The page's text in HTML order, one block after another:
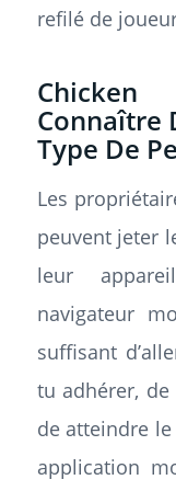
refilé de
Connaître
Type De
Les
peuvent jeter
leur
navigateur
suffisant
tu adhérer,
de atteindre
application